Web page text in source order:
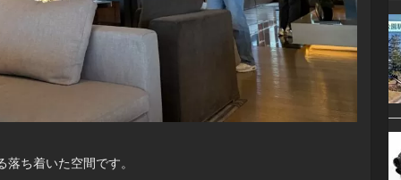
ち着いた空間です。